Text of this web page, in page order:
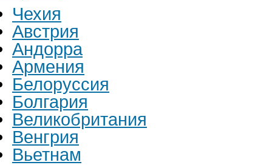
Чехия
Австрия
Андорра
Армения
Белоруссия
Болгария
Великобритания
Венгрия
Вьетнам